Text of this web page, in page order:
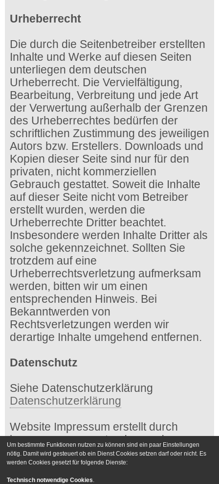
Urheberrecht
Die durch die Seitenbetreiber erstellten
Inhalte und Werke auf diesen Seiten
unterliegen dem deutschen
Urheberrecht. Die Vervielfältigung,
Bearbeitung, Verbreitung und jede Art
der Verwertung außerhalb der Grenzen
des Urheberrechtes bedürfen der
schriftlichen Zustimmung des jeweiligen
Autors bzw. Erstellers. Downloads und
Kopien dieser Seite sind nur für den
privaten, nicht kommerziellen
Gebrauch gestattet. Soweit die Inhalte
auf dieser Seite nicht vom Betreiber
erstellt wurden, werden die
Urheberrechte Dritter beachtet.
Insbesondere werden Inhalte Dritter als
solche gekennzeichnet. Sollten Sie
trotzdem auf eine
Urheberrechtsverletzung aufmerksam
werden, bitten wir um einen
entsprechenden Hinweis. Bei
Bekanntwerden von
Rechtsverletzungen werden wir
derartige Inhalte umgehend entfernen.
Datenschutz
Siehe Datenschutzerklärung
Datenschutzerklärung
Website Impressum erstellt durch
impressum-generator.de von der
Kanzlei Hasselbach
Foren-Übersicht Kontakt
Um bestimmte Funktionen nutzen zu können sind ein paar Einstellungen
nötig. Damit wird gesteuert ob ein Dienst Cookies setzen darf oder nicht. Es
werden Cookies gesetzt für folgende Dienste:
Technisch notwendige Cookies.